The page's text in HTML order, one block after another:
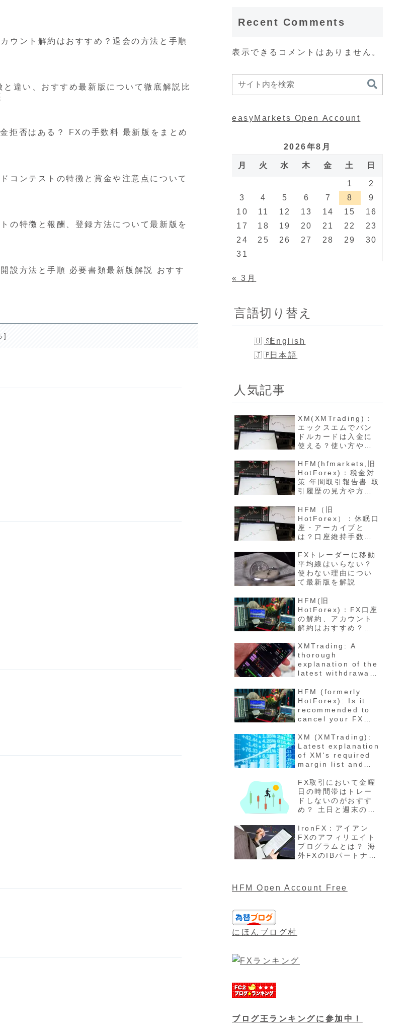
ント解約はおすすめ？退会の方法と手順
違い、おすすめ最新版について徹底解説比
拒否はある？ FXの手数料 最新版をまとめ
ンテストの特徴と賞金や注意点について
特徴と報酬、登録方法について最新版を
設方法と手順 必要書類最新版解説 おすす
Recent Comments
表示できるコメントはありません。
easyMarkets Open Account
2026年8月
月 火 水 木 金 土 日
1
2
3
4 5 6 7 8
9
10
11 12 13 14 15
16
17
18 19 20 21 22
23
24
25 26 27 28 29
30
31
« 3月
言語切り替え
English
日本語
人気記事
XM(XMTrading)：
エックスエムでバン
ドルカードは入金に
使える？使い方や反
版を解説
HFM(hfmarkets,旧
HotForex)：税金対
策 年間取引報告書 取
引履歴の見方や方法
説
HFM（旧
HotForex）：休眠口
座・アーカイブと
は？口座維持手数料
最新版を解説
FXトレーダーに移動
平均線はいらない？
使わない理由につい
て最新版を解説
HFM(旧
HotForex)：FX口座
の解約、アカウント
解約はおすすめ？退
版徹底解説
XMTrading: A
thorough
explanation of the
latest withdrawal
procedures, fees,
and number of
days for funds to
arrive
HFM (formerly
HotForex): Is it
recommended to
cancel your FX
cancel your
account - Latest
detailed
explanation
XM (XMTrading):
Latest explanation
of XM's required
margin list and
calculation
method for each
stock
FX取引において金曜
日の時間帯はトレー
ドしないのがおすす
め？ 土日と週末の過
版を解説
IronFX：アイアン
FXのアフィリエイト
プログラムとは？ 海
外FXのIBパートナー
HFM Open Account Free
にほんブログ村
ブログ王ランキングに参加中！